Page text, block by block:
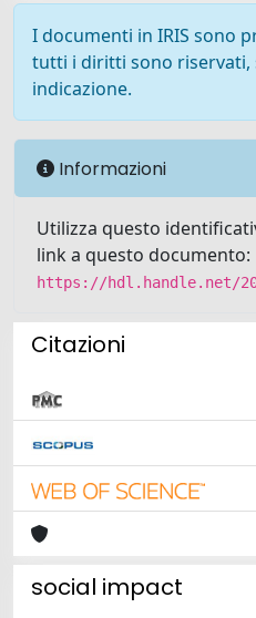
I documenti in IRIS sono
tutti i diritti sono riservati,
indicazione.
Informazioni
Utilizza questo
link a questo documento:
https://hdl.handle.net/
Citazioni
social impact